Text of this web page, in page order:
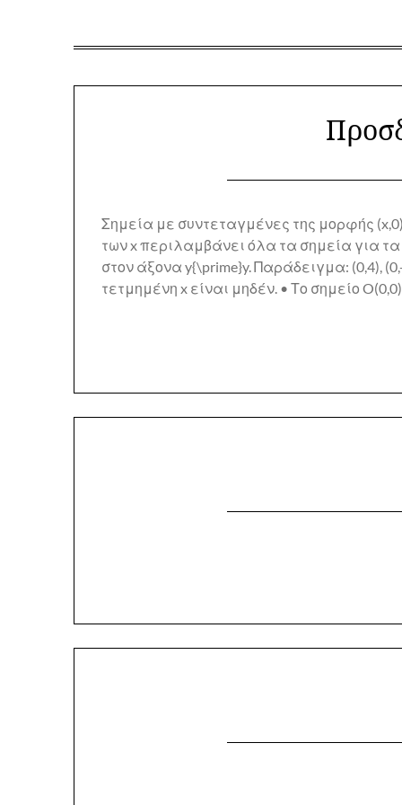
Σημεία με συντεταγμένες της μορφής
των x περιλαμβάνει όλα τα σημεία για
στον άξονα y{\prime}y. Παράδειγμα: (0,4),
τετμημένη x είναι μηδέν. • Το σημείο